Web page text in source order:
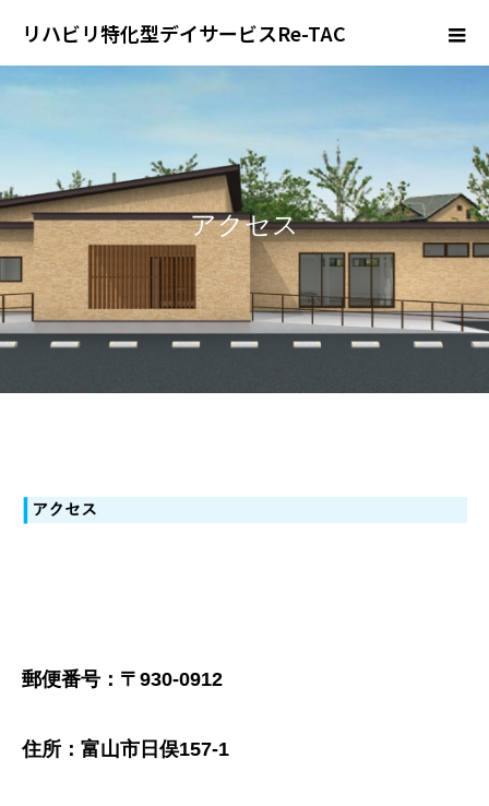
リハビリ特化型デイサービスRe-TAC
アクセス
郵便番号：〒930-0912
住所：富山市日俣157-1